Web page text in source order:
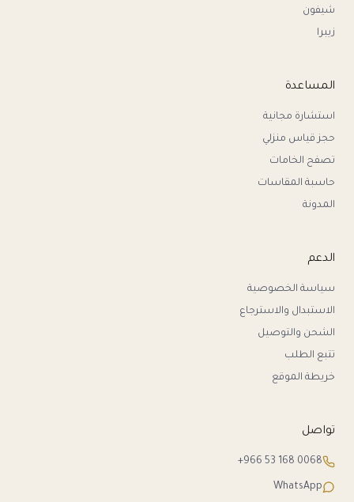
شيفون
زيبرا
المساعدة
استشارة مجانية
حجز قياس منزلي
تصفح الخامات
حاسبة المقاسات
المدونة
الدعم
سياسة الخصوصية
الاستبدال والاسترجاع
الشحن والتوصيل
تتبع الطلب
خريطة الموقع
تواصل
+966 53 168 0068
WhatsApp